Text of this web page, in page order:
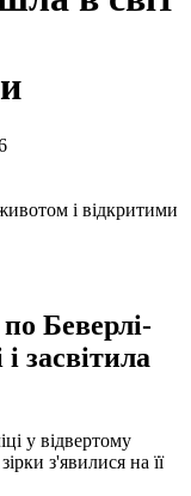
Беверлі-
засвітила
у відвертому
з'явилися на її